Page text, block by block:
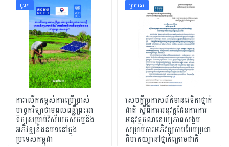
ទូទៅ
ការលើកកម្ពស់ការប្រើប្រាស់
បច្ចេកវិទ្យាថាមពលពន្លឺព្រះអា
ទិត្យសម្រាប់វិស័យកសិកម្មនិង
អភិវឌ្ឍន៍ជនបទនៅក្នុង
ប្រទេសកម្ពុជា
ប្រកាស
សេចក្តីប្រកាសព័ត៌មានវេទិកាថ្នាក់
ជាតិ ស្តីពីការអនុវត្តផែនការការ
អនុវត្តគណនេយ្យភាពសង្គម
សម្រាប់ការអភិវឌ្ឍតាមបែបប្រជា
ធិបតេយ្យនៅថ្នាក់ក្រោមជាតិ